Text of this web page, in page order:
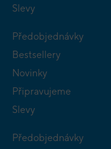
Slevy
Předobjednávky
Bestsellery
Novinky
Připravujeme
Slevy
Předobjednávky